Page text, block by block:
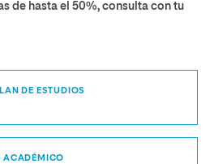
de hasta el 50%, consulta con tu
DE ESTUDIOS
ACADÉMICO